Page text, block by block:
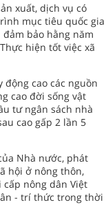
xuất, dịch vụ có
mục tiêu quốc gia
bảo hằng năm
hiện tốt việc xã
cao các nguồn
cao đời sống vật
tư ngân sách nhà
cao gấp 2 lần 5
Nhà nước, phát
hội ở nông thôn,
nông dân Việt
- trí thức trong thời